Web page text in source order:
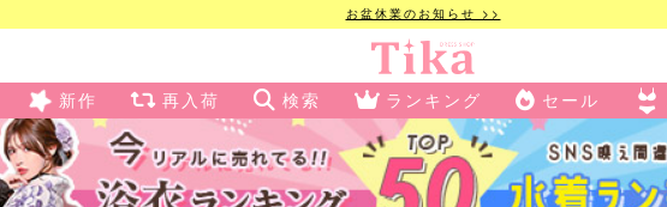
お盆休業のお知らせ >>
新作 再入荷 検索 ランキング セール